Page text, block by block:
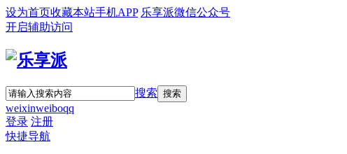
设为首页收藏本站手机APP 乐享派微信公众号
开启辅助访问
搜索 搜索
weixinweiboqq
登录 注册
快捷导航